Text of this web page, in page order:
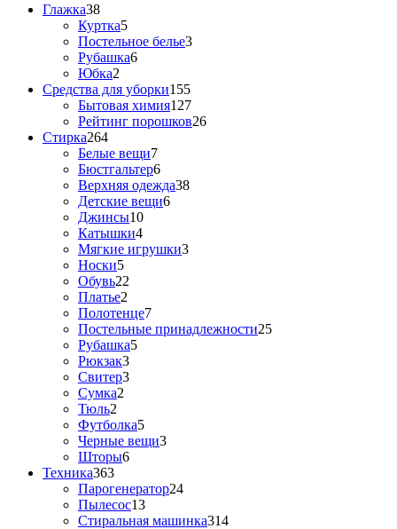
Глажка38
Куртка5
Постельное белье3
Рубашка6
Юбка2
Средства для уборки155
Бытовая химия127
Рейтинг порошков26
Стирка264
Белые вещи7
Бюстгальтер6
Верхняя одежда38
Детские вещи6
Джинсы10
Катышки4
Мягкие игрушки3
Носки5
Обувь22
Платье2
Полотенце7
Постельные принадлежности25
Рубашка5
Рюкзак3
Свитер3
Сумка2
Тюль2
Футболка5
Черные вещи3
Шторы6
Техника363
Парогенератор24
Пылесос13
Стиральная машинка314